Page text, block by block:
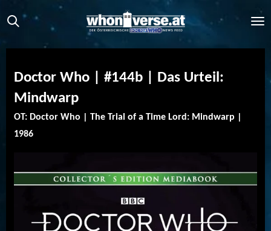
Zum
Hauptinhalt
springen
Doctor Who | #144b | Das Urteil:
Mindwarp
OT: Doctor Who | The Trial of a Time Lord: Mindwarp |
1986